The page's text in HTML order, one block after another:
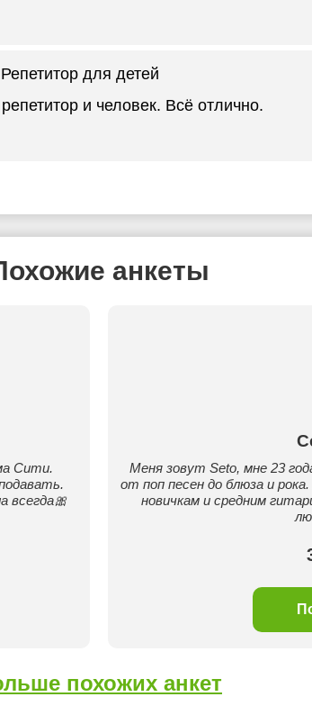
для детей
и человек. Всё отлично.
анкеты
Сити.
всегда🎀
Меня зовут Seto, мне 23
от поп песен до блюза и
новичкам и средним
похожих анкет